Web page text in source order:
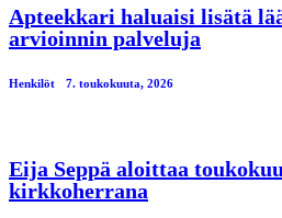
Apteekkari haluaisi lisätä
arvioinnin palveluja
Henkilöt 7. toukokuuta, 2026
Eija Seppä aloittaa
kirkkoherrana